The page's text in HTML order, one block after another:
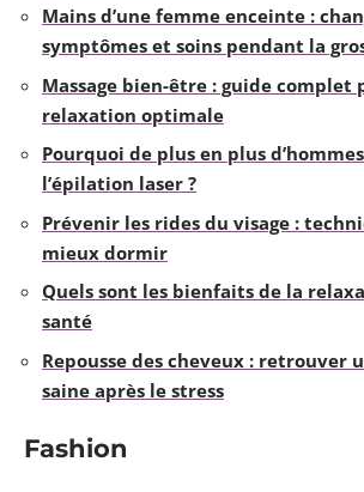
Mains d’une femme enceinte :
symptômes et soins pendant la
Massage bien-être : guide complet
relaxation optimale
Pourquoi de plus en plus
l’épilation laser ?
Prévenir les rides du visage :
mieux dormir
Quels sont les bienfaits de la
santé
Repousse des cheveux : retrouver
saine après le stress
Fashion